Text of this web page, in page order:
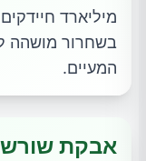
מיליארד חיידקים
בשחרור מושהה
המעיים.
אבקת שורש